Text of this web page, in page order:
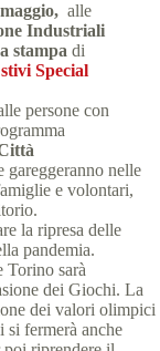
alle
Industriali
stampa di
Special
persone con
gareggeranno nelle
e volontari,
la ripresa delle
pandemia.
Torino sarà
dei Giochi. La
dei valori olimpici
si fermerà anche